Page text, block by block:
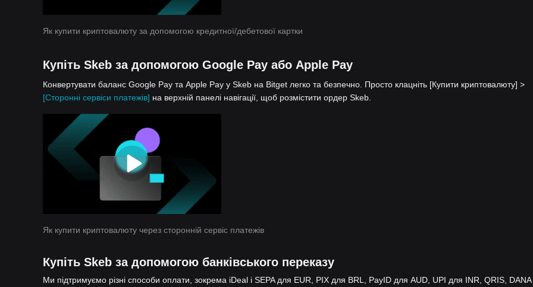
Як купити криптовалюту за допомогою кредитної/дебетової картки
Купіть Skeb за допомогою Google Pay або Apple Pay
Конвертувати баланс Google Pay та Apple Pay у Skeb на Bitget легко та безпечно. Просто клацніть [Купити криптовалюту] >
[Сторонні сервіси платежів] на верхній панелі навігації, щоб розмістити ордер Skeb.
Як купити криптовалюту через сторонній сервіс платежів
Купіть Skeb за допомогою банківського переказу
Ми підтримуємо різні способи оплати, зокрема iDeal і SEPA для EUR, PIX для BRL, PayID для AUD, UPI для INR, QRIS, DANA